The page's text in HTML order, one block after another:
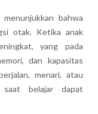
bahwa
otak. Ketika anak
yang pada
dan kapasitas
menari, atau
saat belajar dapat